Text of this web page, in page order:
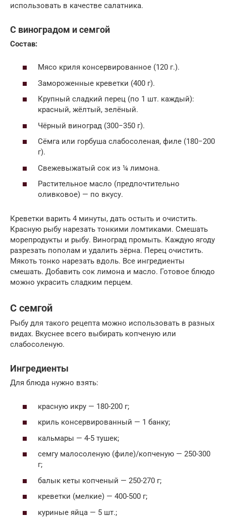
использовать в качестве салатника.
С виноградом и семгой
Состав:
Мясо криля консервированное (120 г.).
Замороженные креветки (400 г).
Крупный сладкий перец (по 1 шт. каждый):
красный, жёлтый, зелёный.
Чёрный виноград (300−350 г).
Сёмга или горбуша слабосоленая, филе (180−200
г).
Свежевыжатый сок из ¼ лимона.
Растительное масло (предпочтительно
оливковое) — по вкусу.
Креветки варить 4 минуты, дать остыть и очистить.
Красную рыбу нарезать тонкими ломтиками. Смешать
морепродукты и рыбу. Виноград промыть. Каждую ягоду
разрезать пополам и удалить зёрна. Перец очистить.
Мякоть тонко нарезать вдоль. Все ингредиенты
смешать. Добавить сок лимона и масло. Готовое блюдо
можно украсить сладким перцем.
С семгой
Рыбу для такого рецепта можно использовать в разных
видах. Вкуснее всего выбирать копченую или
слабосоленую.
Ингредиенты
Для блюда нужно взять:
красную икру — 180-200 г;
криль консервированный — 1 банку;
кальмары — 4-5 тушек;
семгу малосоленую (филе)/копченую — 250-300
г;
балык кеты копченый — 250-270 г;
креветки (мелкие) — 400-500 г;
куриные яйца — 5 шт.;